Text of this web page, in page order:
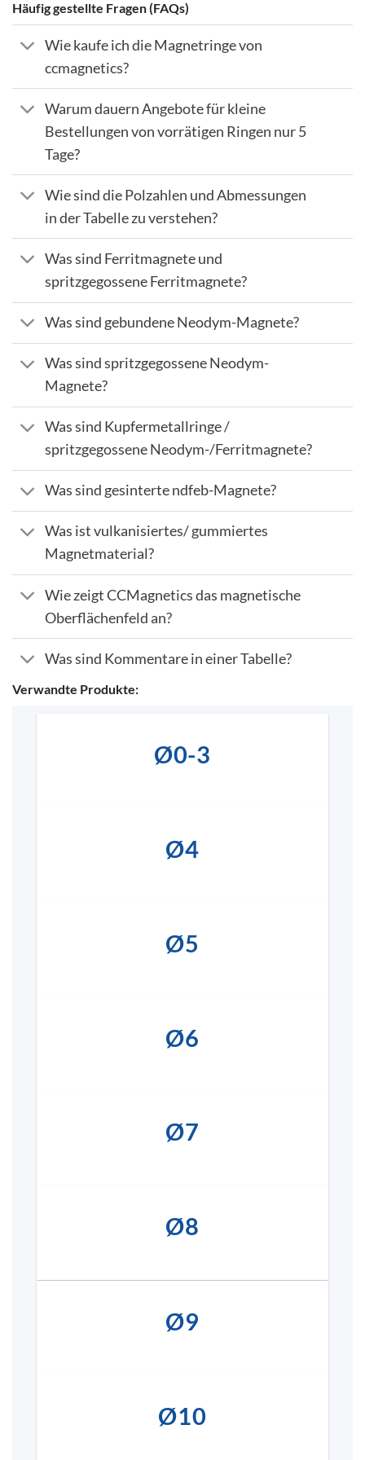
Häufig gestellte Fragen (FAQs)
Wie kaufe ich die Magnetringe von
ccmagnetics?
Warum dauern Angebote für kleine
Bestellungen von vorrätigen Ringen nur 5
Tage?
Wie sind die Polzahlen und Abmessungen
in der Tabelle zu verstehen?
Was sind Ferritmagnete und
spritzgegossene Ferritmagnete?
Was sind gebundene Neodym-Magnete?
Was sind spritzgegossene Neodym-
Magnete?
Was sind Kupfermetallringe /
spritzgegossene Neodym-/Ferritmagnete?
Was sind gesinterte ndfeb-Magnete?
Was ist vulkanisiertes/ gummiertes
Magnetmaterial?
Wie zeigt CCMagnetics das magnetische
Oberflächenfeld an?
Was sind Kommentare in einer Tabelle?
Verwandte Produkte:
Ø0-3
Ø4
Ø5
Ø6
Ø7
Ø8
Ø9
Ø10